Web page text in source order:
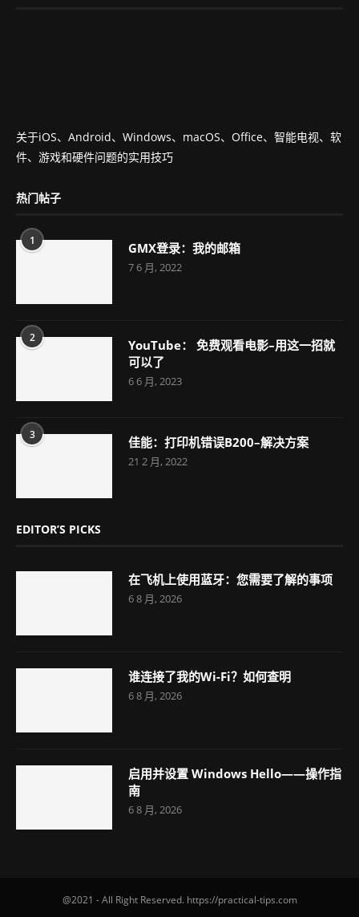
关于iOS、Android、Windows、macOS、Office、智能电视、软
件、游戏和硬件问题的实用技巧
热门帖子
1 GMX登录：我的邮箱
7 6 月, 2022
2
YouTube： 免费观看电影–用这一招就
可以了
6 6 月, 2023
3 佳能：打印机错误B200–解决方案
21 2 月, 2022
EDITOR’S PICKS
在飞机上使用蓝牙：您需要了解的事项
6 8 月, 2026
谁连接了我的Wi-Fi？如何查明
6 8 月, 2026
启用并设置 Windows Hello——操作指
南
6 8 月, 2026
@2021 - All Right Reserved. https://practical-tips.com